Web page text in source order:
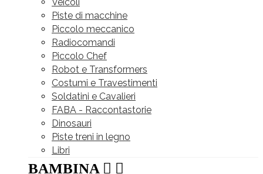
Piste di macchine
Piccolo meccanico
Radiocomandi
Piccolo Chef
Robot e Transformers
Costumi e Travestimenti
Soldatini e Cavalieri
FABA - Raccontastorie
Dinosauri
Piste treni in legno
Libri
BAMBINA  